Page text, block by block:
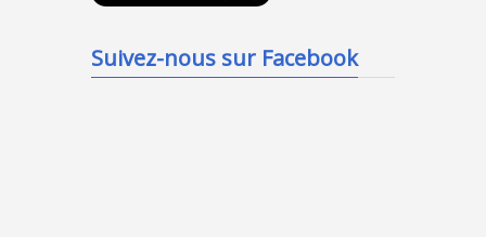
Suivez-nous sur Facebook